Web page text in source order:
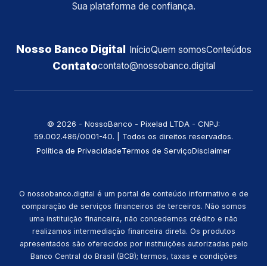
Sua plataforma de confiança.
Nosso Banco Digital InícioQuem somosConteúdos
Contatocontato@nossobanco.digital
©️ 2026 - NossoBanco - Pixelad LTDA - CNPJ:
59.002.486/0001-40. | Todos os direitos reservados.
Política de PrivacidadeTermos de ServiçoDisclaimer
O nossobanco.digital é um portal de conteúdo informativo e de
comparação de serviços financeiros de terceiros. Não somos
uma instituição financeira, não concedemos crédito e não
realizamos intermediação financeira direta. Os produtos
apresentados são oferecidos por instituições autorizadas pelo
Banco Central do Brasil (BCB); termos, taxas e condições